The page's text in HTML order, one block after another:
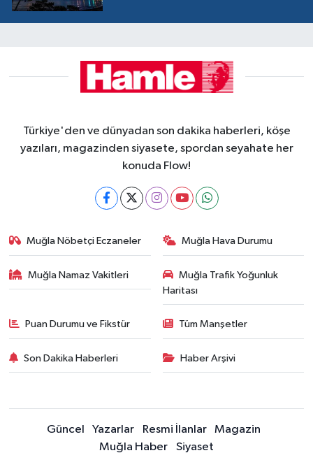
Türkiye'den ve dünyadan son dakika haberleri, köşe
yazıları, magazinden siyasete, spordan seyahate her
konuda Flow!
Muğla Nöbetçi Eczaneler Muğla Hava Durumu
Muğla Namaz Vakitleri
Muğla Trafik Yoğunluk
Haritası
Puan Durumu ve Fikstür Tüm Manşetler
Son Dakika Haberleri Haber Arşivi
Güncel Yazarlar Resmi İlanlar
Magazin
Muğla Haber
Siyaset